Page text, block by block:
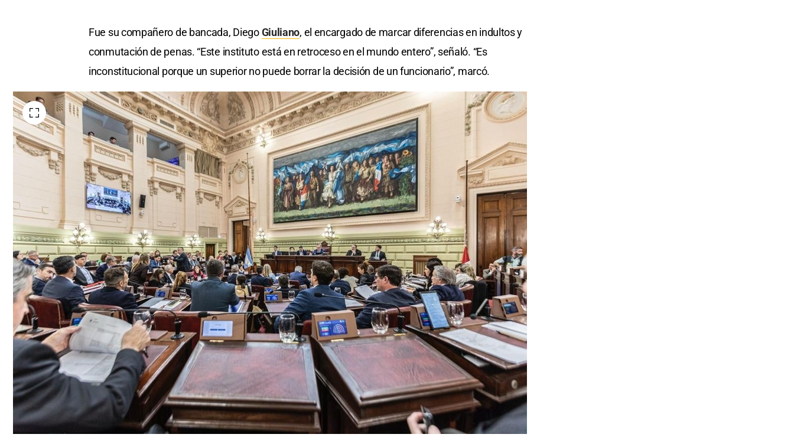
Fue su compañero de bancada, DiegoGiuliano, el encargado de marcar diferencias en indultos y
conmutación de penas. “Este instituto está en retroceso en el mundo entero”, señaló. “Es
inconstitucional porque un superior no puede borrar la decisión de un funcionario”, marcó.